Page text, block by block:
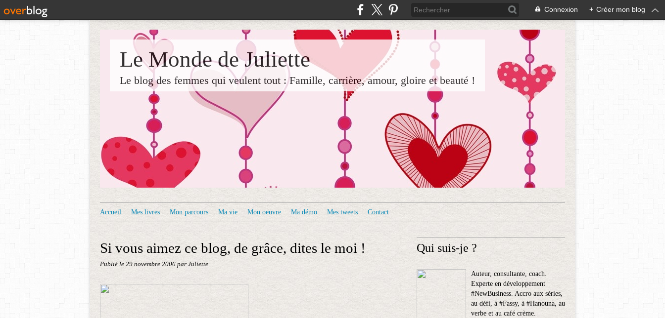
Connexion + Créer mon blog
Le Monde de Juliette
Le blog des femmes qui veulent tout : Famille, carrière, amour, gloire et beauté !
Accueil Mes livres Mon parcours Ma vie Mon oeuvre Ma démo Mes tweets Contact
Si vous aimez ce blog, de grâce, dites le moi !
Publié le 29 novembre 2006 par Juliette
Qui suis-je ?
Auteur, consultante, coach.
Experte en développement
#NewBusiness. Accro aux séries,
au défi, à #Fassy, à #Hanouna, au
verbe et au café crème.